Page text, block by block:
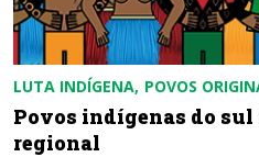
LUTA INDÍGENA POVOS
Povos indígenas do
regional